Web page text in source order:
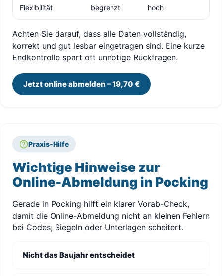
Flexibilität begrenzt hoch
Achten Sie darauf, dass alle Daten vollständig,
korrekt und gut lesbar eingetragen sind. Eine kurze
Endkontrolle spart oft unnötige Rückfragen.
Jetzt online abmelden – 19,70 €
Praxis-Hilfe
Wichtige Hinweise zur
Online-Abmeldung in Pocking
Gerade in Pocking hilft ein klarer Vorab-Check,
damit die Online-Abmeldung nicht an kleinen Fehlern
bei Codes, Siegeln oder Unterlagen scheitert.
Nicht das Baujahr entscheidet